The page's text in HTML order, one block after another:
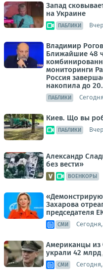
Запад
на Украине
ПАБЛИКИ
Владимир
Ближайшие 48
мониторинги
Россия
накопила до
ПАБЛИКИ
Киев. Що вы
ПАБЛИКИ
Александр
без вести»
ВОЕНКОРЫ
Захарова
председателя
СМИ Сегодня,
Американцы из
украли 42
СМИ Сегодня,